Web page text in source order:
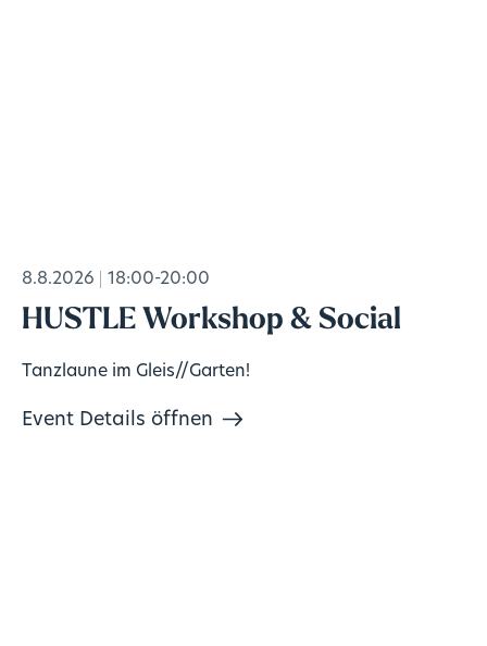
8.8.2026 18:00-20:00
HUSTLE Workshop & Social
Tanzlaune im Gleis//Garten!
Event Details öffnen